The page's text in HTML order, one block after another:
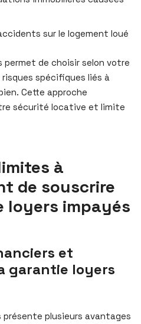
sur le logement loué
permet de choisir selon votre
spécifiques liés à
Cette approche
sécurité locative et limite
à
de souscrire
loyers impayés
et
garantie loyers
plusieurs avantages